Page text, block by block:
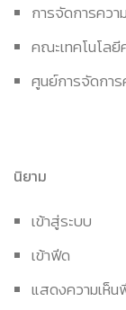
การจัดการคว
คณะเทคโนโล
ศูนย์การจัดกา
นิยาม
เข้าสู่ระบบ
เข้าฟีด
แสดงความเห็น